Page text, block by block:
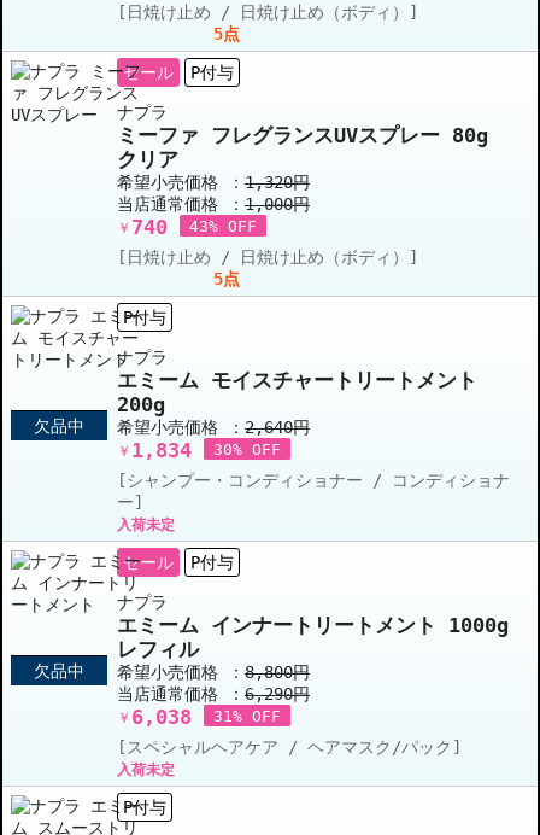
[日焼け止め / 日焼け止め（ボディ）]
5点
セール
P付与
ナプラ
ミーファ フレグランスUVスプレー 80g
クリア
希望小売価格 ： 1,320円
当店通常価格 ： 1,000円
￥ 740 43% OFF
[日焼け止め / 日焼け止め（ボディ）]
5点
欠品中
P付与
ナプラ
エミーム モイスチャートリートメント
200g
希望小売価格 ： 2,640円
￥ 1,834 30% OFF
[シャンプー・コンディショナー / コンディショナ
ー]
入荷未定
欠品中
セール P付与
ナプラ
エミーム インナートリートメント 1000g
レフィル
希望小売価格 ： 8,800円
当店通常価格 ： 6,290円
￥ 6,038 31% OFF
[スペシャルヘアケア / ヘアマスク/パック]
入荷未定
P付与